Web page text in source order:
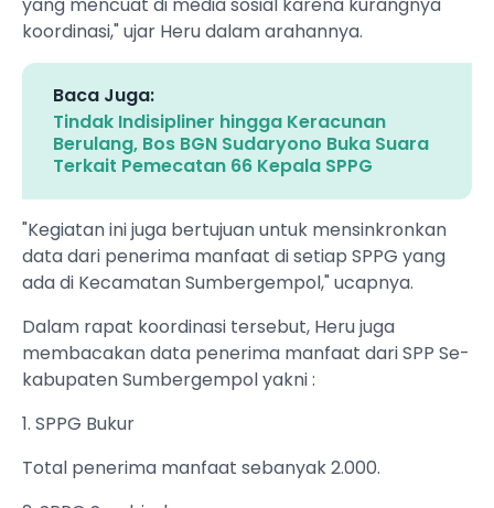
yang mencuat di media sosial karena kurangnya
koordinasi," ujar Heru dalam arahannya.
Baca Juga:
Tindak Indisipliner hingga Keracunan
Berulang, Bos BGN Sudaryono Buka Suara
Terkait Pemecatan 66 Kepala SPPG
"Kegiatan ini juga bertujuan untuk mensinkronkan
data dari penerima manfaat di setiap SPPG yang
ada di Kecamatan Sumbergempol," ucapnya.
Dalam rapat koordinasi tersebut, Heru juga
membacakan data penerima manfaat dari SPP Se-
kabupaten Sumbergempol yakni :
1. SPPG Bukur
Total penerima manfaat sebanyak 2.000.